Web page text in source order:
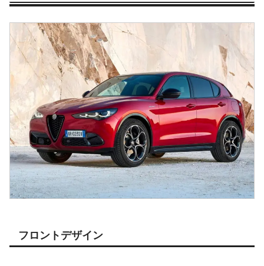
フロントデザイン